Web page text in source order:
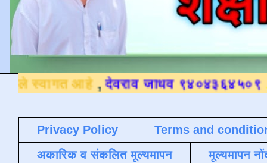
,देवराव जाधव ९४०४३६४५०९ .
Privacy Policy
Terms and
अकारिक व संकलित मूल्यमापन
मूल्यमापन